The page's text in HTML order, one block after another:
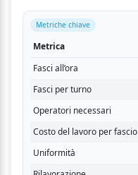
Metriche chiave
Metrica
Fasci all’ora
Fasci per turno
Operatori necessari
Costo del lavoro per fascio
Uniformità